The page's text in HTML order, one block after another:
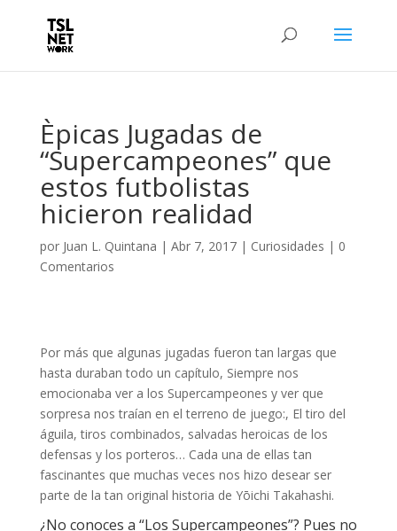
Èpicas Jugadas de
“Supercampeones” que
estos futbolistas
hicieron realidad
por Juan L. Quintana | Abr 7, 2017| Curiosidades | 0
Comentarios
Por más que algunas jugadas fueron tan largas que
hasta duraban todo un capítulo, Siempre nos
emocionaba ver a los Supercampeones y ver que
sorpresa nos traían en el terreno de juego:, El tiro del
águila, tiros combinados, salvadas heroicas de los
defensas y los porteros… Cada una de ellas tan
fascinantes que muchas veces nos hizo desear ser
parte de la tan original historia de Yōichi Takahashi.
¿No conoces a “Los Supercampeones”? Pues no